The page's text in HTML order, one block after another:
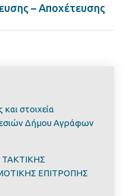
– Αποχέτευσης
στοιχεία
Δήμου Αγράφων
ΕΠΙΤΡΟΠΗΣ